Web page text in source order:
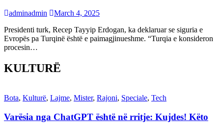
adminadmin
March 4, 2025
Presidenti turk, Recep Tayyip Erdogan, ka deklaruar se siguria e
Evropës pa Turqinë është e paimagjinueshme. “Turqia e konsideron
procesin…
KULTURË
Bota, Kulturë, Lajme, Mister, Rajoni, Speciale, Tech
Varësia nga ChatGPT është në rritje: Kujdes! Këto